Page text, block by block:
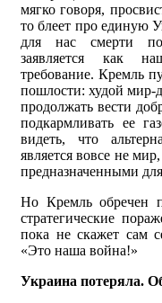
мягко говоря,
то блеет про единую
для нас смерти
заявляется как
требование. Кремль
пошлости: худой мир-
продолжать вести
подкармливать ее
видеть, что
является вовсе не
предназначенными
Но Кремль обречен
стратегические
пока не скажет сам
«Это наша война!»
Украина потеряла.